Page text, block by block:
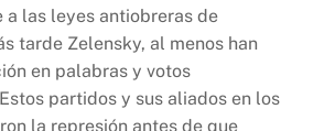
a las leyes antiobreras de
tarde Zelensky, al menos han
en palabras y votos
partidos y sus aliados en los
la represión antes de que